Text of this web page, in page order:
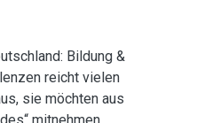
Bildung &
reicht vielen
sie möchten aus